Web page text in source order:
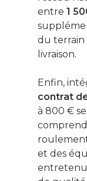
entre 1
du terrain
livraison.
Enfin,
contrat
à 800 €
et des